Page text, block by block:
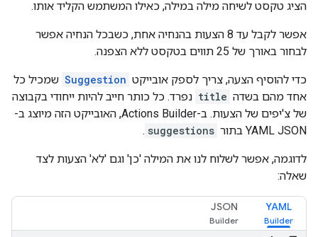
הציג טקסט לשיחה מילה במילה, כאילו המשתמש הקליד אותו.
אפשר לקבל עד 8 הצעות בהנחיה אחת, כשבכל הנחיה אפשר
לבחור באורך של 25 תווים בטקסט ללא הצפנה.
כדי להוסיף הצעה, צריך לספק אובייקט Suggestion שמכיל כל
אחד מהם בשדה title נפרד. כל כותר חייב להיות ייחודי בקבוצה
של צ'יפים של הצעות. ב-Actions Builder, האובייקט הזה מיוצג ב-
YAML JSON בתור
suggestions
.
לדוגמה, אפשר לשלוח לנו את המילה 'כן' וגם 'לא' הצעות לצד
שאלה:
YAML
JSON